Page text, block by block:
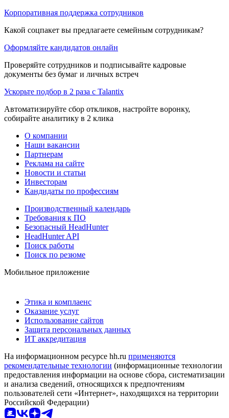
Корпоративная поддержка сотрудников
Какой соцпакет вы предлагаете семейным сотрудникам?
Оформляйте кандидатов онлайн
Проверяйте сотрудников и подписывайте кадровые
документы без бумаг и личных встреч
Ускорьте подбор в 2 раза с Talantix
Автоматизируйте сбор откликов, настройте воронку,
собирайте аналитику в 2 клика
О компании
Наши вакансии
Партнерам
Реклама на сайте
Новости и статьи
Инвесторам
Кандидаты по профессиям
Производственный календарь
Требования к ПО
Безопасный HeadHunter
HeadHunter API
Поиск работы
Поиск по резюме
Мобильное приложение
Этика и комплаенс
Оказание услуг
Использование сайтов
Защита персональных данных
ИТ аккредитация
На информационном ресурсе hh.ru применяются
рекомендательные технологии (информационные технологии
предоставления информации на основе сбора, систематизации
и анализа сведений, относящихся к предпочтениям
пользователей сети «Интернет», находящихся на территории
Российской Федерации)